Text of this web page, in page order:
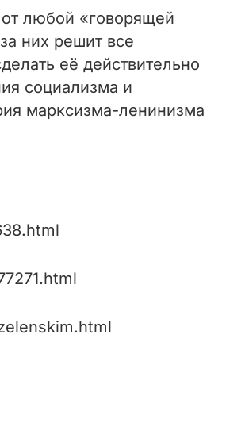
любой «говорящей
них решит все
её действительно
социализма и
марксизма-ленинизма